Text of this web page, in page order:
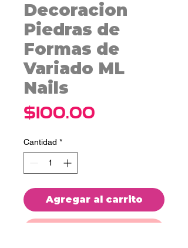
Decoracion
Piedras de
Formas de
Variado ML
Nails
$100.00
Cantidad *
Agregar al carrito